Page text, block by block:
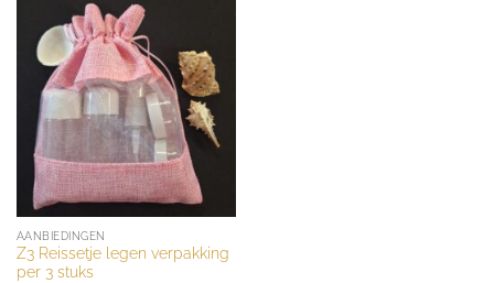
AANBIEDINGEN
Z3 Reissetje legen verpakking
per 3 stuks